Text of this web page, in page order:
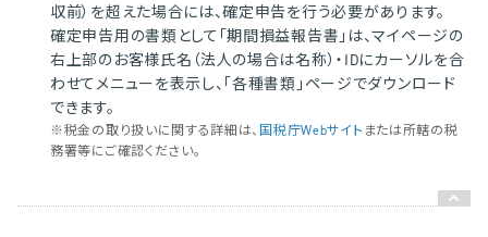
収前）を超えた場合には、確定申告を行う必要があります。
確定申告用の書類として「期間損益報告書」は、マイページの
右上部のお客様氏名（法人の場合は名称）・IDにカーソルを合
わせてメニューを表示し、「各種書類」ページでダウンロード
できます。
※税金の取り扱いに関する詳細は、 国税庁Webサイト または所轄の税
務署等にご確認ください。